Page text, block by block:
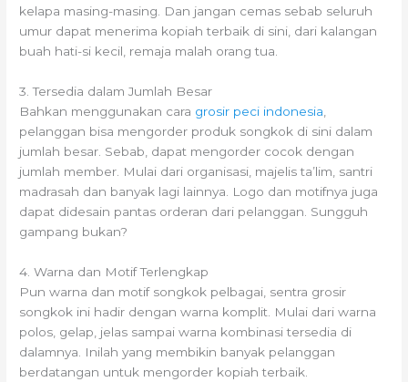
kelapa masing-masing. Dan jangan cemas sebab seluruh
umur dapat menerima kopiah terbaik di sini, dari kalangan
buah hati-si kecil, remaja malah orang tua.
3. Tersedia dalam Jumlah Besar
Bahkan menggunakan cara grosir peci indonesia
pelanggan bisa mengorder produk songkok di sini dalam
jumlah besar. Sebab, dapat mengorder cocok dengan
jumlah member. Mulai dari organisasi, majelis ta’lim, santri
madrasah dan banyak lagi lainnya. Logo dan motifnya juga
dapat didesain pantas orderan dari pelanggan. Sungguh
gampang bukan?
4. Warna dan Motif Terlengkap
Pun warna dan motif songkok pelbagai, sentra grosir
songkok ini hadir dengan warna komplit. Mulai dari warna
polos, gelap, jelas sampai warna kombinasi tersedia di
dalamnya. Inilah yang membikin banyak pelanggan
berdatangan untuk mengorder kopiah terbaik.